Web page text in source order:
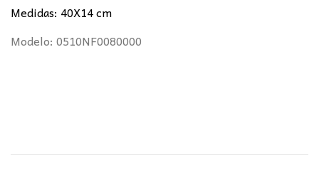
Medidas: 40X14 cm
Modelo: 0510NF0080000